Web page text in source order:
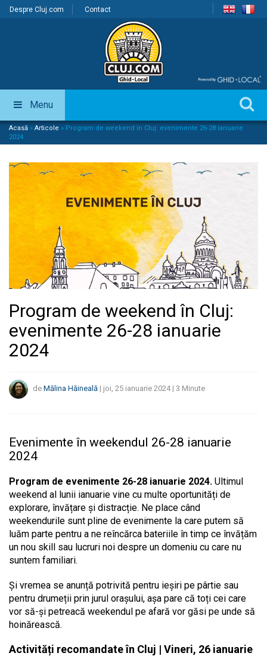
Despre Cluj.com Contact
Menu
Acasă » Articole » Program de weekend în Cluj: evenimente 26-28 ianuarie
2024
Program de weekend în Cluj:
evenimente 26-28 ianuarie
2024
de Mălina Hăineală | joi, 25 ianuarie 2024| 3 Minute
Evenimente în weekendul 26-28 ianuarie
2024
Program de evenimente 26-28 ianuarie 2024. Ultimul
weekend al lunii ianuarie vine cu multe oportunități de
explorare, învățare și distracție. Ne place când
weekendurile sunt pline de evenimente la care putem să
luăm parte pentru a ne reîncărca bateriile în timp ce învățăm
un nou skill sau lucruri noi despre un domeniu cu care nu
suntem familiari.
Și vremea se anunță potrivită pentru ieșiri pe pârtie sau
pentru drumeții prin jurul orașului, așa pare că toți cei care
vor să-și petreacă weekendul pe afară vor găsi pe unde să
hoinărească.
Activități recomandate în Cluj | Vineri, 26 ianuarie